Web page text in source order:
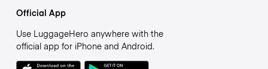
Official App
Use LuggageHero anywhere with the
official app for iPhone and Android.